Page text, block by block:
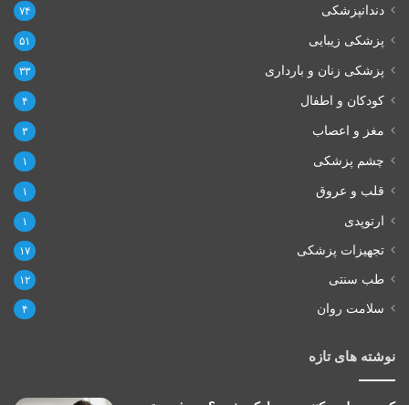
دندانپزشکی ۷۴
پزشکی زیبایی ۵۱
پزشکی زنان و بارداری ۳۳
کودکان و اطفال ۴
مغز و اعصاب ۳
چشم پزشکی ۱
قلب و عروق ۱
ارتوپدی ۱
تجهیزات پزشکی ۱۷
طب سنتی ۱۲
سلامت روان ۴
نوشته های تازه